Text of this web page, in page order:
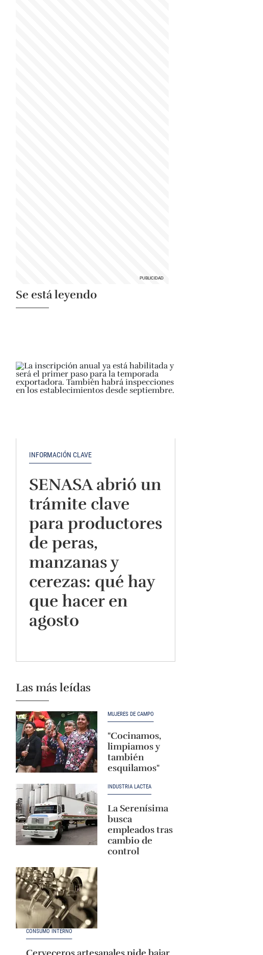
Se está leyendo
INFORMACIÓN CLAVE
SENASA abrió un
trámite clave
para productores
de peras,
manzanas y
cerezas: qué hay
que hacer en
agosto
Las más leídas
MUJERES DE CAMPO
"Cocinamos,
limpiamos y
también
esquilamos"
INDUSTRIA LÁCTEA
La Serenísima
busca
empleados tras
cambio de
control
CONSUMO INTERNO